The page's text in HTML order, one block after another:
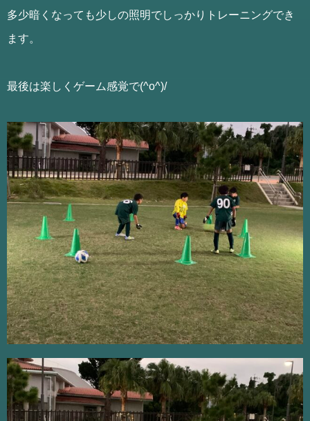
多少暗くなっても少しの照明でしっかりトレーニングでき
ます。
最後は楽しくゲーム感覚で(^o^)/